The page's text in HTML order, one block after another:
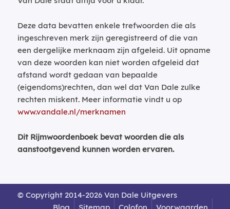
Deze data bevatten enkele trefwoorden die als
ingeschreven merk zijn geregistreerd of die van
een dergelijke merknaam zijn afgeleid. Uit opname
van deze woorden kan niet worden afgeleid dat
afstand wordt gedaan van bepaalde
(eigendoms)rechten, dan wel dat Van Dale zulke
rechten miskent. Meer informatie vindt u op
www.vandale.nl/merknamen
Dit Rijmwoordenboek bevat woorden die als
aanstootgevend kunnen worden ervaren.
© Copyright 2014-2026 Van Dale Uitgevers
Blog
Sitemap Colofon Voorwaarden